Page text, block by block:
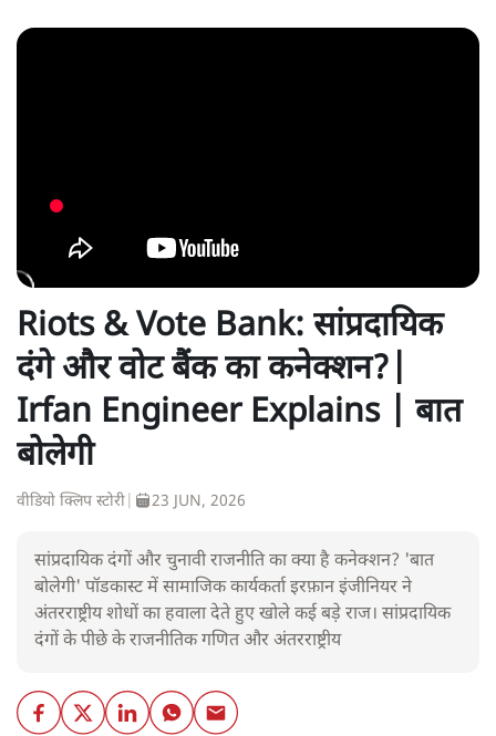
Riots & Vote Bank: सांप्रदायिक
दंगे और वोट बैंक का कनेक्शन?|
Irfan Engineer Explains | बात
बोलेगी
वीडियो क्लिप स्टोरी 23 JUN, 2026
सांप्रदायिक दंगों और चुनावी राजनीति का क्या है कनेक्शन? 'बात
बोलेगी' पॉडकास्ट में सामाजिक कार्यकर्ता इरफ़ान इंजीनियर ने
अंतरराष्ट्रीय शोधों का हवाला देते हुए खोले कई बड़े राज। सांप्रदायिक
दंगों के पीछे के राजनीतिक गणित और अंतरराष्ट्रीय